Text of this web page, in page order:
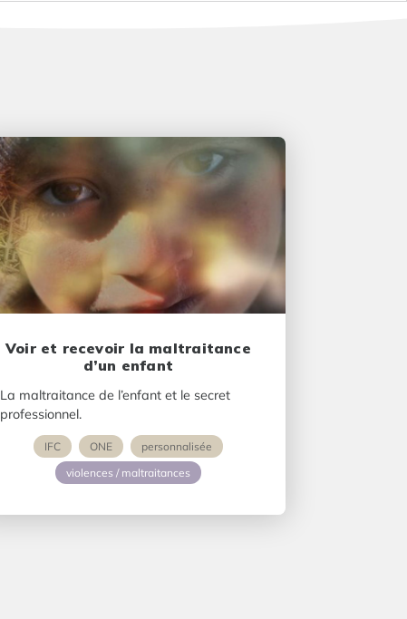
Voir et recevoir la maltraitance
d’un enfant
La maltraitance de l’enfant et le secret
professionnel.
IFC ONE
personnalisée
violences / maltraitances